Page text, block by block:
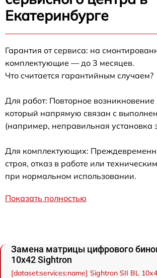
Екатеринбурге
Гарантия от сервиса: на
комплектующие — до 3 месяцев.
Что считается гарантийным случаем?
Для работ: Повторное возникновение
который напрямую связан с
(например, неправильная установка
Для комплектующих:
строя, отказ в работе или
при нормальном использовании.
Показать полностью
Замена матрицы цифрового
10x42 Sightron
[dataset:services:name] Sightron SII BL